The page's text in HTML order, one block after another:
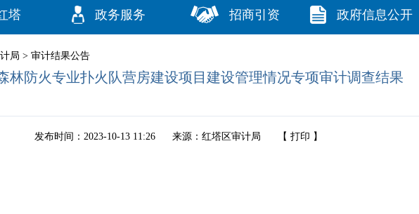
塔 政务服务 招商引资 政府信息公开
局 > 审计结果公告
林防火专业扑火队营房建设项目建设管理情况专项审计调查结果
发布时间：2023-10-13 11:26 来源：红塔区审计局 【 打印 】